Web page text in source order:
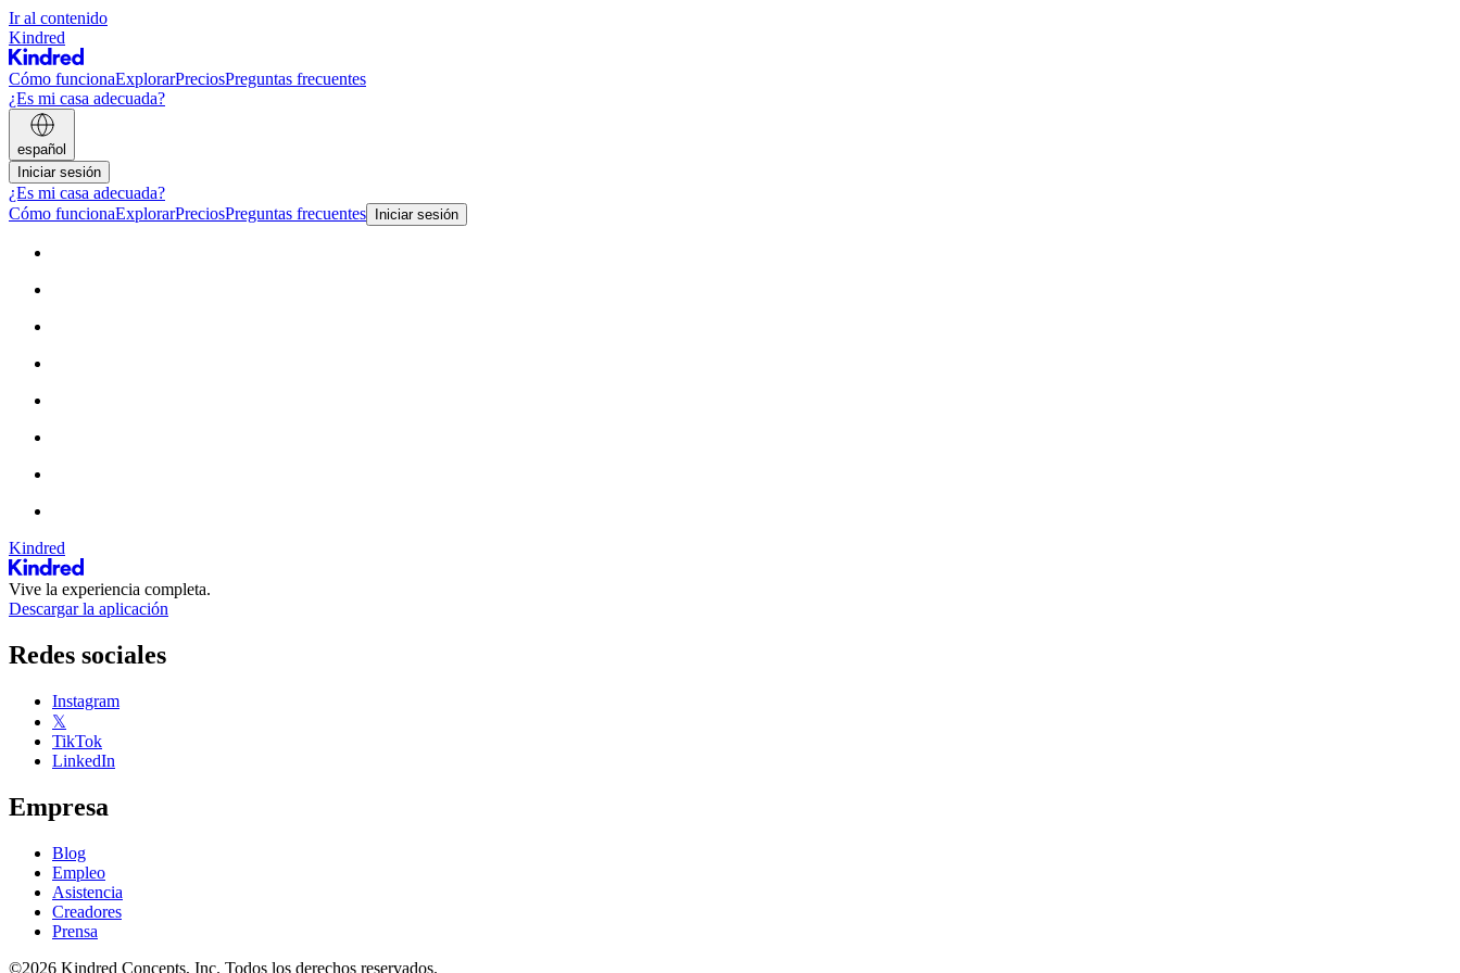
Ir al contenido
Kindred
Cómo funcionaExplorarPreciosPreguntas frecuentes
¿Es mi casa adecuada?
español
Iniciar sesión
¿Es mi casa adecuada?
Cómo funcionaExplorarPreciosPreguntas frecuentes Iniciar sesión
Kindred
Vive la experiencia completa.
Descargar la aplicación
Redes sociales
Instagram
𝕏
TikTok
LinkedIn
Empresa
Blog
Empleo
Asistencia
Creadores
Prensa
©2026 Kindred Concepts, Inc. Todos los derechos reservados.